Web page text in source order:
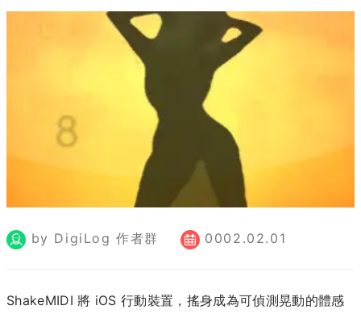
by DigiLog 作者群 0002.02.01
ShakeMIDI 將 iOS 行動裝置，搖身成為可偵測晃動的體感